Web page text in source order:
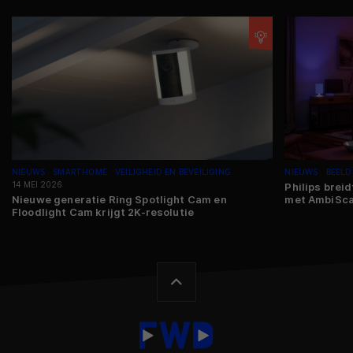
NIEUWS SMARTHOME
VEILIGHEID EN BEVEILIGING
14 MEI 2026
Nieuwe generatie Ring Spotlight Cam en
Floodlight Cam krijgt 2K-resolutie
NIEUWS BEELD
Philips
met